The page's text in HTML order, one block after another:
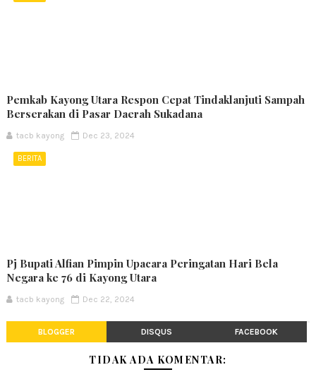
Pemkab Kayong Utara Respon Cepat Tindaklanjuti Sampah
Berserakan di Pasar Daerah Sukadana
tacb kayong Dec 23, 2024
BERITA
Pj Bupati Alfian Pimpin Upacara Peringatan Hari Bela
Negara ke 76 di Kayong Utara
tacb kayong Dec 22, 2024
BLOGGER DISQUS FACEBOOK
TIDAK ADA KOMENTAR: